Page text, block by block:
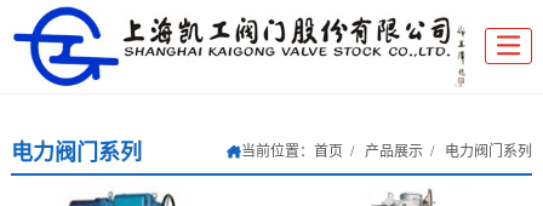
电力阀门系列 当前位置： 首页 产品展示 电力阀门系列